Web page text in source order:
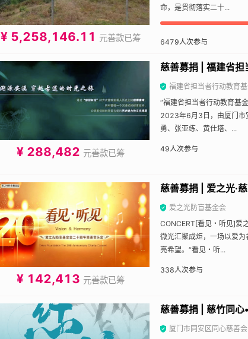
¥ 5,258,146.11 元善款已筹
命，是贯彻落实二十...
6479人次参与
¥ 288,482 元善款已筹
福建省担当者行动教育
“福建省担当者行动教育基
2023年6月3日，由厦门市
勇、张亚练、黄仕塔、...
49人次参与
¥ 142,413 元善款已筹
慈善募捐 | 爱之光·
爱之光防盲基金会
CONCERT[看见・听见]爱
微光汇聚成炬，一场以爱为
亮希望。“看见・听...
338人次参与
厦门市同安区同心慈善会